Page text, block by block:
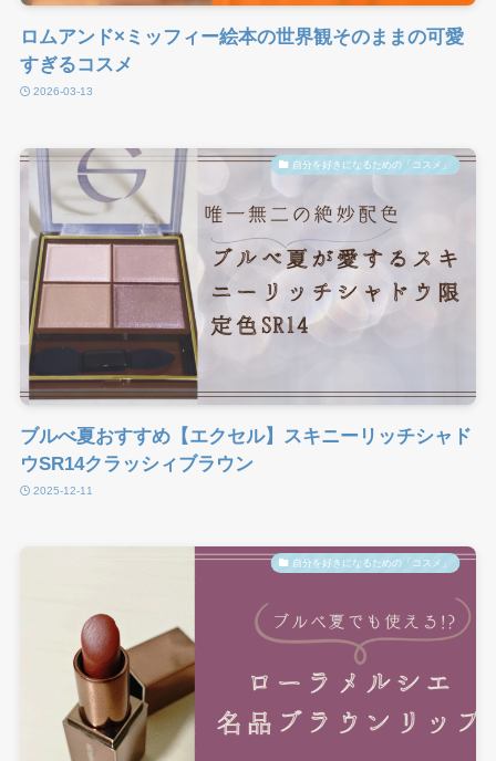
ロムアンド×ミッフィー絵本の世界観そのままの可愛
すぎるコスメ
2026-03-13
自分を好きになるための「コスメ」
ブルべ夏おすすめ【エクセル】スキニーリッチシャド
ウSR14クラッシィブラウン
2025-12-11
自分を好きになるための「コスメ」